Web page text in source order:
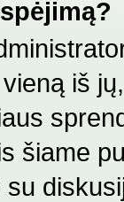
iš
šiame